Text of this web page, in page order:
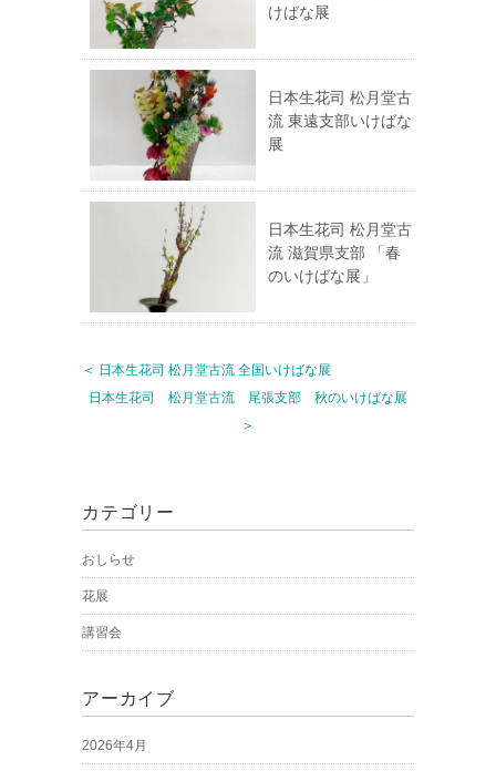
けばな展
日本生花司 松月堂古
流 東遠支部いけばな
展
日本生花司 松月堂古
流 滋賀県支部 「春
のいけばな展」
＜ 日本生花司 松月堂古流 全国いけばな展
日本生花司 松月堂古流 尾張支部 秋のいけばな展
＞
カテゴリー
おしらせ
花展
講習会
アーカイブ
2026年4月